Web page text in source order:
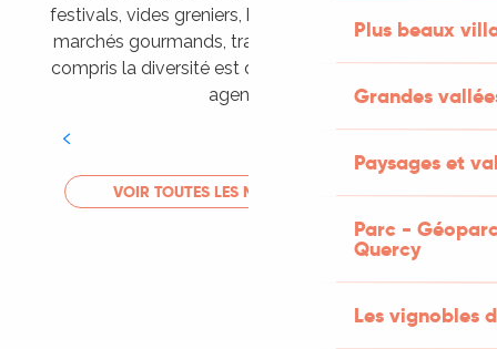
Plus beaux
Grandes
Paysages et
Parc -
Quercy
Les vignobles
festivals, vides greniers, brocantes, fêtes votives,
marchés gourmands, trails sportifs… Vous l’aurez
compris la diversité est de mise, alors tous à vos
agendas !
LIRE LA SUITE
VOIR TOUTES LES MANIFESTATIONS